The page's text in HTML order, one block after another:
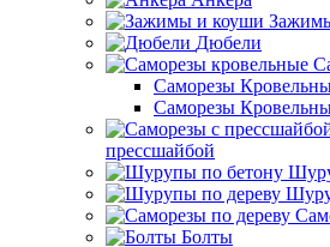
Дюбели
Саморезы
Саморезы
прессшайбой
Болты